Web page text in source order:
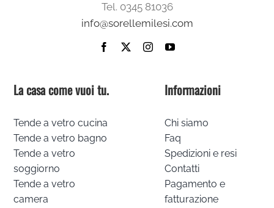
Tel. 0345 81036
info@sorellemilesi.com
La casa come vuoi tu.
Tende a vetro cucina
Tende a vetro bagno
Tende a vetro
soggiorno
Tende a vetro
camera
Informazioni
Chi siamo
Faq
Spedizioni e resi
Contatti
Pagamento e
fatturazione